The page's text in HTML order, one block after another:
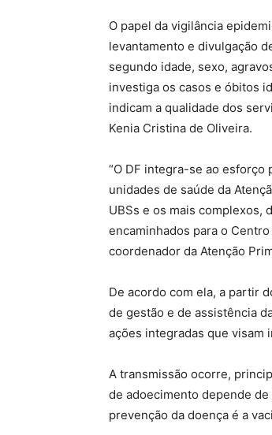
O papel da vigilância
levantamento e divulgação
segundo idade, sexo,
investiga os casos e óbitos
indicam a qualidade dos
Kenia Cristina de Oliveira.
“O DF integra-se ao
unidades de saúde da
UBSs e os mais complexos,
encaminhados para o
coordenador da Atenção
De acordo com ela, a partir
de gestão e de assistência
ações integradas que visam
A transmissão ocorre,
de adoecimento depende
prevenção da doença é a